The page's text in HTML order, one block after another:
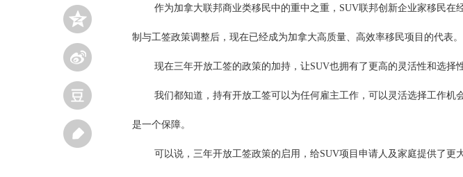
作为加拿大联邦商业类移民中的重中之重，SUV联邦创新企业家移民在
制与工签政策调整后，现在已经成为加拿大高质量、高效率移民项目的代表。
现在三年开放工签的政策的加持，让SUV也拥有了更高的灵活性和选择性
我们都知道，持有开放工签可以为任何雇主工作，可以灵活选择工作机
是一个保障。
可以说，三年开放工签政策的启用，给SUV项目申请人及家庭提供了更